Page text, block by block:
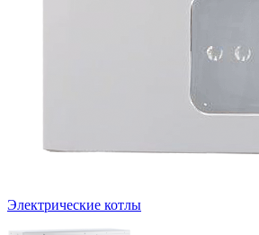
Электрические котлы